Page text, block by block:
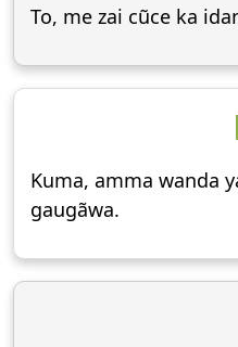
To, me zai cũce ka
Kuma, amma wanda
gaugãwa.